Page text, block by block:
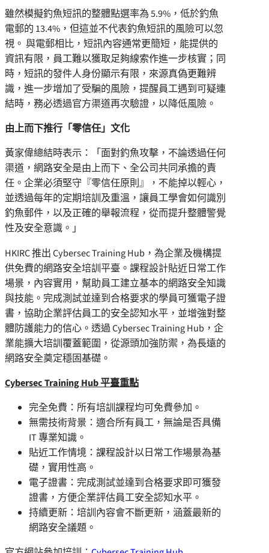
雖然模擬釣魚短訊的整體點選率為 5.9%，低於釣魚
電郵的 13.4%，但這並不代表釣魚短訊的風險可以忽
視。 與電郵相比，短訊內容通常更簡短，能提供的
資訊有限，員工難以獲取足夠線索作進一步核實；同
時，短訊的發件人身份顯示有限，來源真偽更難辨
識，進一步增加了受騙的風險，提醒員工遇到可疑連
結時，務必透過官方渠道再次驗證，以降低風險。
由上而下推行「零信任」文化
黃家偉總結時表示：「面對釣魚攻擊，不論透過任何
渠道，網路安全是由上而下、全公司共同承擔的責
任。企業必須堅守『零信任原則』，不能掉以輕心，
並透過每年的定期培訓及重溫，讓員工學會如何識別
釣魚郵件，以及正確的舉報流程，從而提升整體警覺
性及安全意識。」
HKIRC 推出 Cybersec Training Hub，為企業及機構提
供免費的網路安全培訓平臺。課程設計貼近日常工作
場景，內容實用，幫助員工建立基本的網路安全知識
與技能。完成測試並達到合格要求的學員可獲電子證
書，協助企業評估員工的安全認知水平，並增強對整
體防護能力的信心。透過 Cybersec Training Hub，企
業能擴大培訓覆蓋範圍，從源頭加強防禦，為長遠的
網路安全奠定穩固基礎。
Cybersec Training Hub 平臺重點
完全免費：所有培訓課程均可免費參加。
無需技術背景：適合所有員工，無論是否具備
IT 專業知識。
貼近工作情境：課程設計以日常工作場景為基
礎，實用性高。
電子證書：完成測試並達到合格要求即可獲發
證書，方便企業評估員工安全認知水平。
持續更新：培訓內容會不斷更新，涵蓋最新的
網路安全議題。